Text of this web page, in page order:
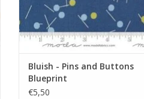
Bluish - Pins and Buttons
Blueprint
€5,50